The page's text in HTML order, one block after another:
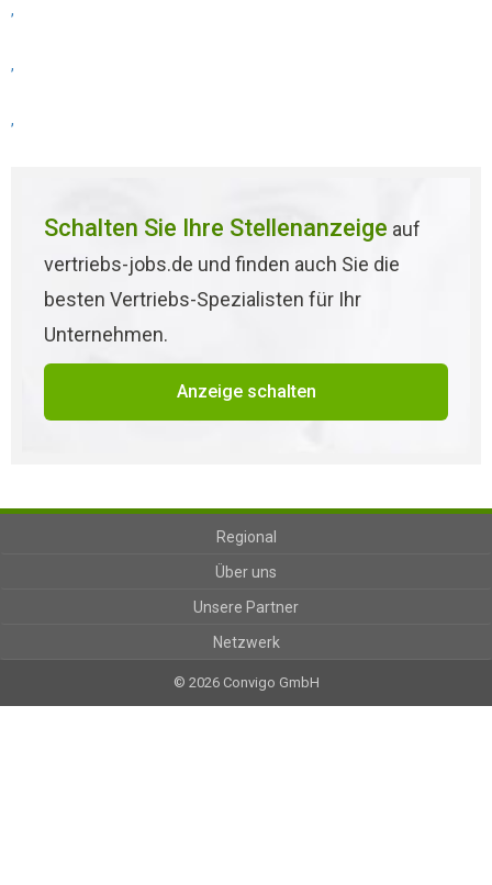
,
,
,
Schalten Sie Ihre Stellenanzeige auf
vertriebs-jobs.de und finden auch Sie die
besten Vertriebs-Spezialisten für Ihr
Unternehmen.
Anzeige schalten
Regional
Über uns
Unsere Partner
Netzwerk
© 2026 Convigo GmbH